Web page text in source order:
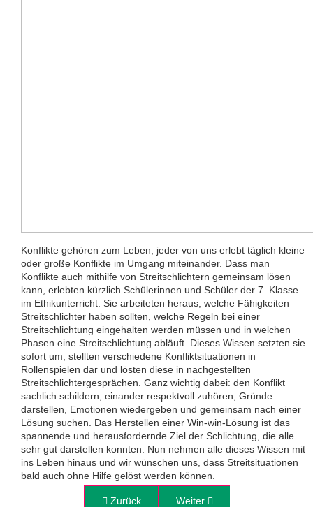
Konflikte gehören zum Leben, jeder von uns erlebt täglich kleine
oder große Konflikte im Umgang miteinander. Dass man
Konflikte auch mithilfe von Streitschlichtern gemeinsam lösen
kann, erlebten kürzlich Schülerinnen und Schüler der 7. Klasse
im Ethikunterricht. Sie arbeiteten heraus, welche Fähigkeiten
Streitschlichter haben sollten, welche Regeln bei einer
Streitschlichtung eingehalten werden müssen und in welchen
Phasen eine Streitschlichtung abläuft. Dieses Wissen setzten sie
sofort um, stellten verschiedene Konfliktsituationen in
Rollenspielen dar und lösten diese in nachgestellten
Streitschlichtergesprächen. Ganz wichtig dabei: den Konflikt
sachlich schildern, einander respektvoll zuhören, Gründe
darstellen, Emotionen wiedergeben und gemeinsam nach einer
Lösung suchen. Das Herstellen einer Win-win-Lösung ist das
spannende und herausfordernde Ziel der Schlichtung, die alle
sehr gut darstellen konnten. Nun nehmen alle dieses Wissen mit
ins Leben hinaus und wir wünschen uns, dass Streitsituationen
bald auch ohne Hilfe gelöst werden können.
Vorheriger Beitrag: Den Opfern einen Namen
Zurück Nächster Beitrag: Ethik einmal
Weiter